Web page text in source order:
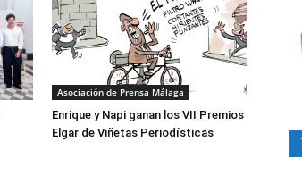
Asociación de Prensa Málaga
Enrique y Napi ganan los VII Premios
Elgar de Viñetas Periodísticas